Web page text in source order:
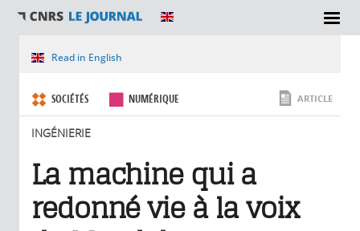
SECTIONS
Vous êtes ici
Read in English
SOCIÉTÉS NUMÉRIQUE
INGÉNIERIE
ARTICLE
La machine qui a
redonné vie à la voix